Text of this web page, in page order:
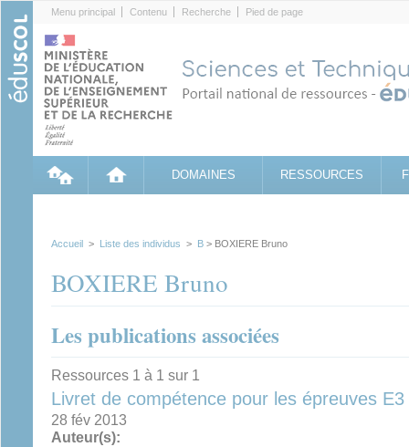
Menu principal Contenu Recherche Pied de page
DOMAINES RESSOURCES
Accueil > Liste des individus > B > BOXIERE Bruno
BOXIERE Bruno
Les publications associées
Ressources 1 à 1 sur 1
Livret de compétence pour les épreuves
28 fév 2013
Auteur(s):